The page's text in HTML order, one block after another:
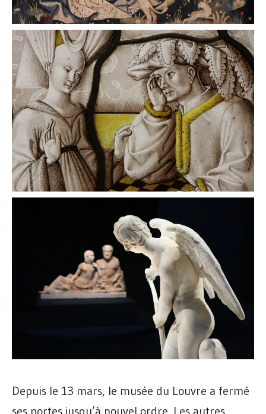
Depuis le 13 mars, le musée du Louvre a fermé